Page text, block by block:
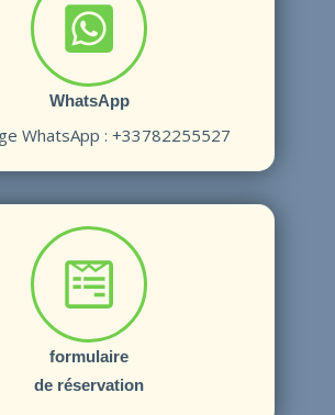
WhatsApp
WhatsApp : +33782255527
formulaire
de réservation